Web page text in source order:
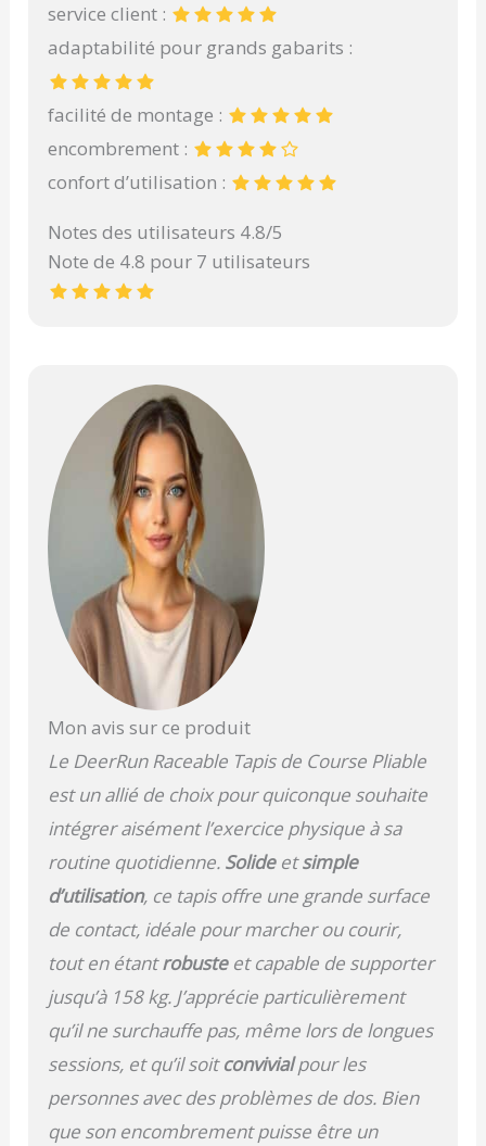
service client :
adaptabilité pour grands gabarits :
facilité de montage :
encombrement :
confort d’utilisation :
Notes des utilisateurs 4.8/5
Note de 4.8 pour 7 utilisateurs
Mon avis sur ce produit
Le DeerRun Raceable Tapis de Course Pliable
est un allié de choix pour quiconque souhaite
intégrer aisément l’exercice physique à sa
routine quotidienne. Solideetsimple
d’utilisation, ce tapis offre une grande surface
de contact, idéale pour marcher ou courir,
tout en étantrobusteet capable de supporter
jusqu’à 158 kg. J’apprécie particulièrement
qu’il ne surchauffe pas, même lors de longues
sessions, et qu’il soitconvivialpour les
personnes avec des problèmes de dos. Bien
que son encombrement puisse être un